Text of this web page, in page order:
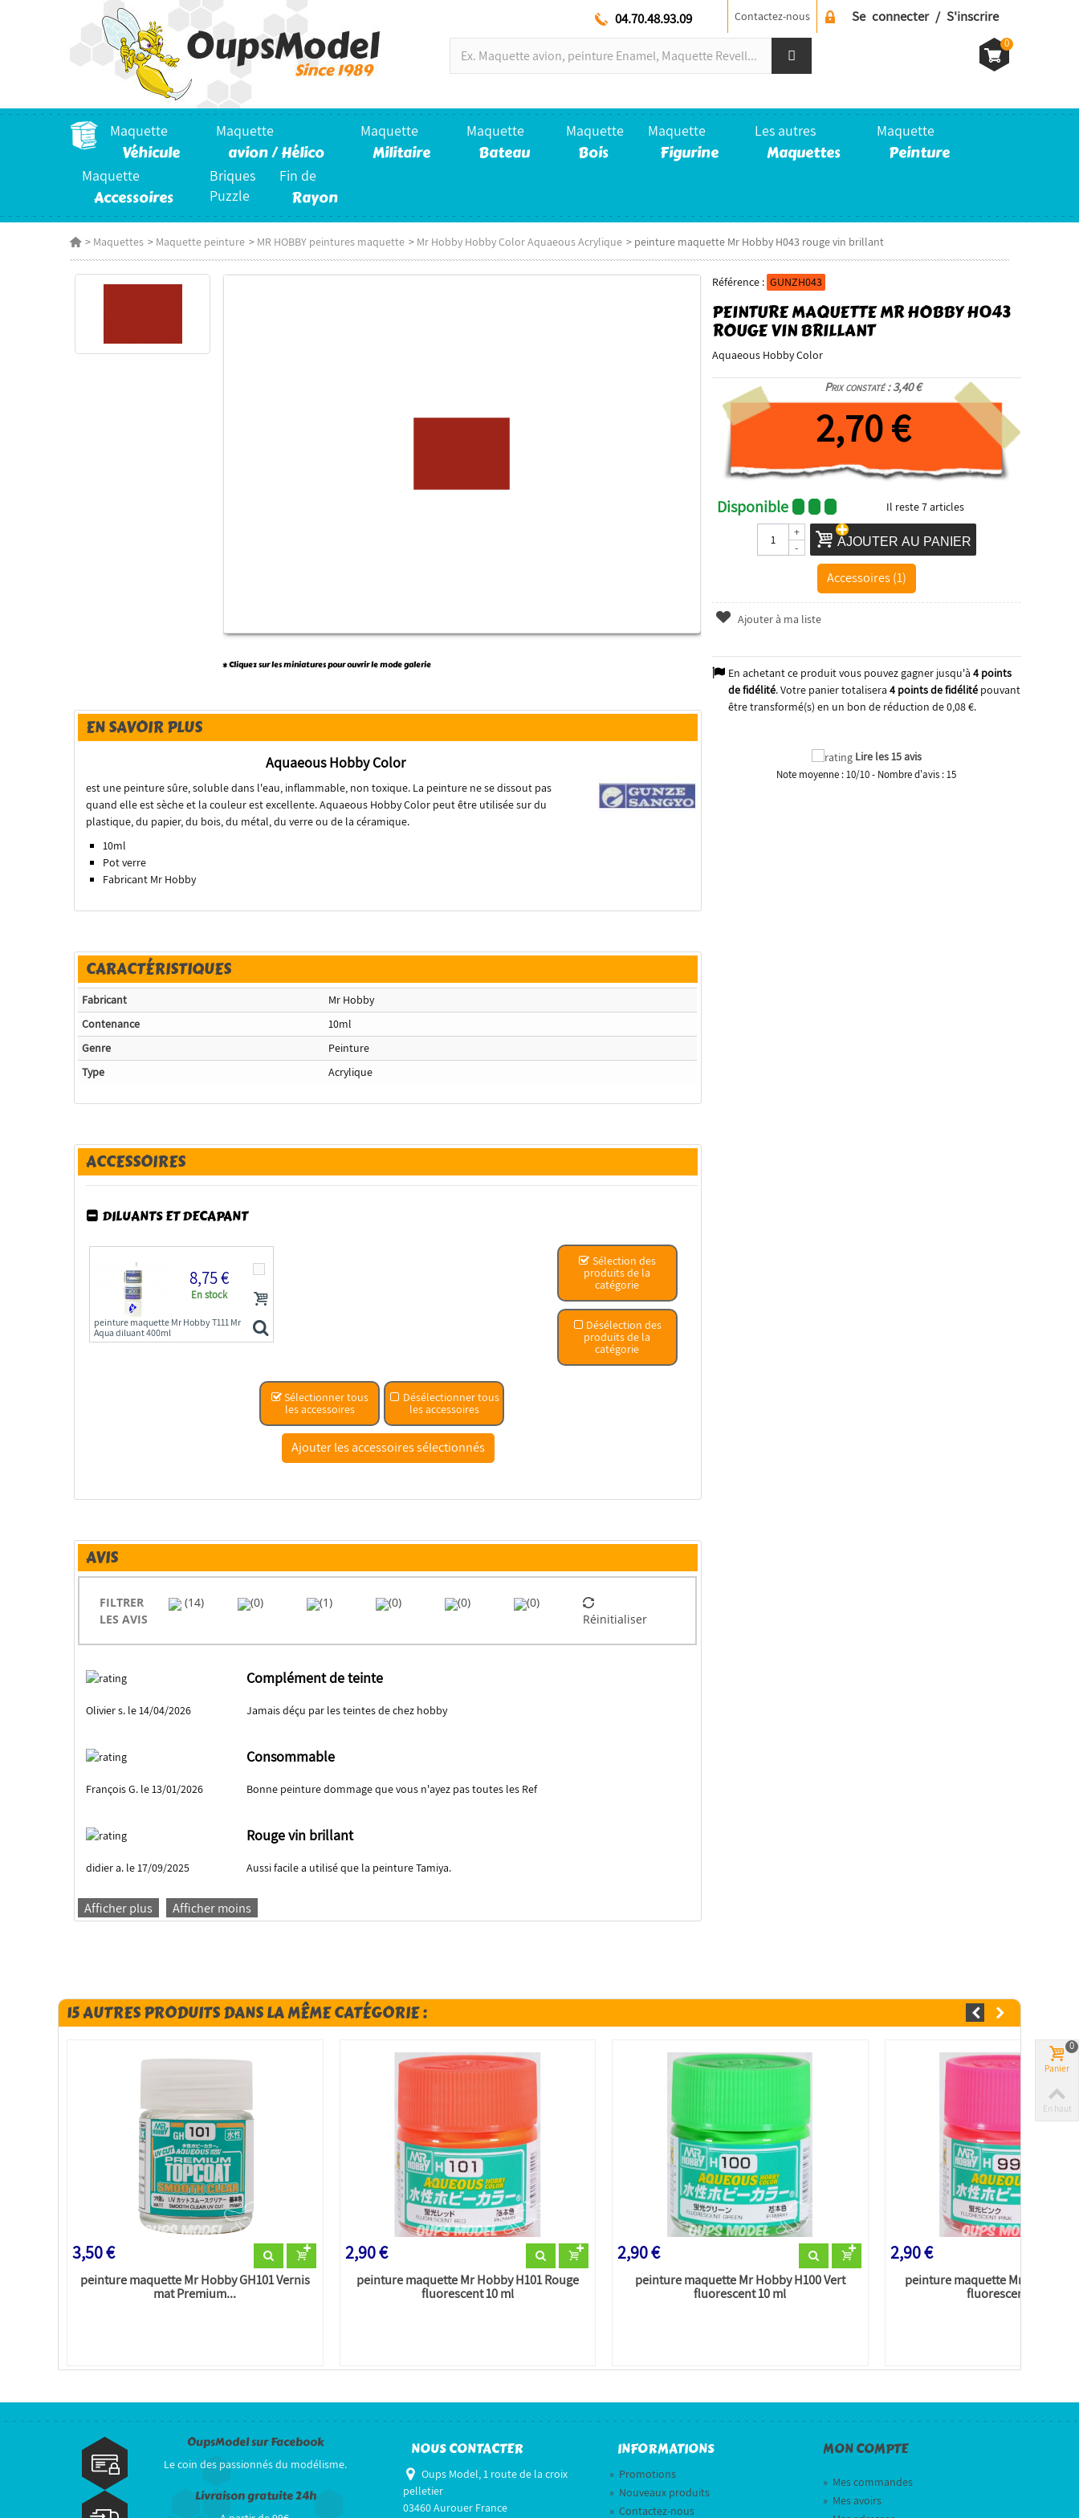
Se connecter / S'inscrire
Contactez-nous
04.70.48.93.09
0
Maquette
Véhicule
Maquette
avion / Hélico
Maquette
Militaire
Maquette
Bateau
Maquette
Bois
Maquette
Figurine
Les autres
Maquettes
Maquette
Peinture
Maquette
Accessoires
Briques
Puzzle
Fin de
Rayon
> Maquettes > Maquette peinture > MR HOBBY peintures maquette > Mr Hobby Hobby Color Aquaeous Acrylique > peinture maquette Mr Hobby H043 rouge vin brillant
Référence : GUNZH043
PEINTURE MAQUETTE MR HOBBY H043
ROUGE VIN BRILLANT
Aquaeous Hobby Color
Prix constaté : 3,40 €
2,70 €
Disponible Il reste7articles
-
+
AJOUTER AU PANIER
Accessoires (1)
Ajouter à ma liste
En achetant ce produit vous pouvez gagner jusqu'à 4points
de fidélité. Votre panier totalisera 4points de fidélitépouvant
être transformé(s) en un bon de réduction de0,08 €.
Lire les 15 avis
Note moyenne :10/10- Nombre d'avis :15
* Cliquez sur les miniatures pour ouvrir le mode galerie
EN SAVOIR PLUS
Aquaeous Hobby Color
est une peinture sûre, soluble dans l'eau, inflammable, non toxique. La peinture ne se dissout pas
quand elle est sèche et la couleur est excellente. Aquaeous Hobby Color peut être utilisée sur du
plastique, du papier, du bois, du métal, du verre ou de la céramique.
10ml
Pot verre
Fabricant Mr Hobby
CARACTÉRISTIQUES
Fabricant
Mr Hobby
Contenance
10ml
Genre
Peinture
Type
Acrylique
ACCESSOIRES
DILUANTS ET DECAPANT
Sélection des
produits de la
catégorie
Désélection des
produits de la
catégorie
8,75 €
En stock
peinture maquette Mr Hobby T111 Mr
Aqua diluant 400ml
Sélectionner tous
les accessoires
Désélectionner tous
les accessoires
AVIS
FILTRER
LES AVIS
(14) (0) (1) (0) (0)
(0)
Réinitialiser
Complément de teinte
Olivier s. le 14/04/2026 Jamais déçu par les teintes de chez hobby
Consommable
François G. le 13/01/2026 Bonne peinture dommage que vous n'ayez pas toutes les Ref
Rouge vin brillant
didier a. le 17/09/2025 Aussi facile a utilisé que la peinture Tamiya.
Afficher plus Afficher moins
15 AUTRES PRODUITS DANS LA MÊME CATÉGORIE :
3,50 €
peinture maquette Mr Hobby GH101 Vernis
mat Premium...
2,90 €
peinture maquette Mr Hobby H101 Rouge
fluorescent 10 ml
2,90 €
peinture maquette Mr Hobby H100 Vert
fluorescent 10 ml
2,90 €
peinture maquette Mr Hobby
fluorescent 10 ml
OupsModel sur Facebook
Le coin des passionnés du modélisme.
Livraison gratuite 24h
NOUS CONTACTER
Oups Model, 1 route de la croix
pelletier
03460 Aurouer France
INFORMATIONS
» Promotions
» Nouveaux produits
» Contactez-nous
MON COMPTE
» Mes commandes
» Mes avoirs
Panier
0
En haut